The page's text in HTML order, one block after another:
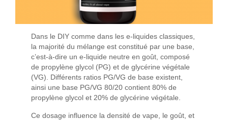
Dans le DIY comme dans les e-liquides classiques,
la ma­jorité du mélange est constitué par une base,
c’est-à-dire un e-liquide neutre en goût, composé
de propylène glycol (PG) et de glycérine végétale
(VG). Différents ratios PG/VG de base existent,
ainsi une base PG/VG 80/20 contient 80% de
propylène glycol et 20% de glycérine végétale.
Ce dosage influence la densité de vape, le goût, et